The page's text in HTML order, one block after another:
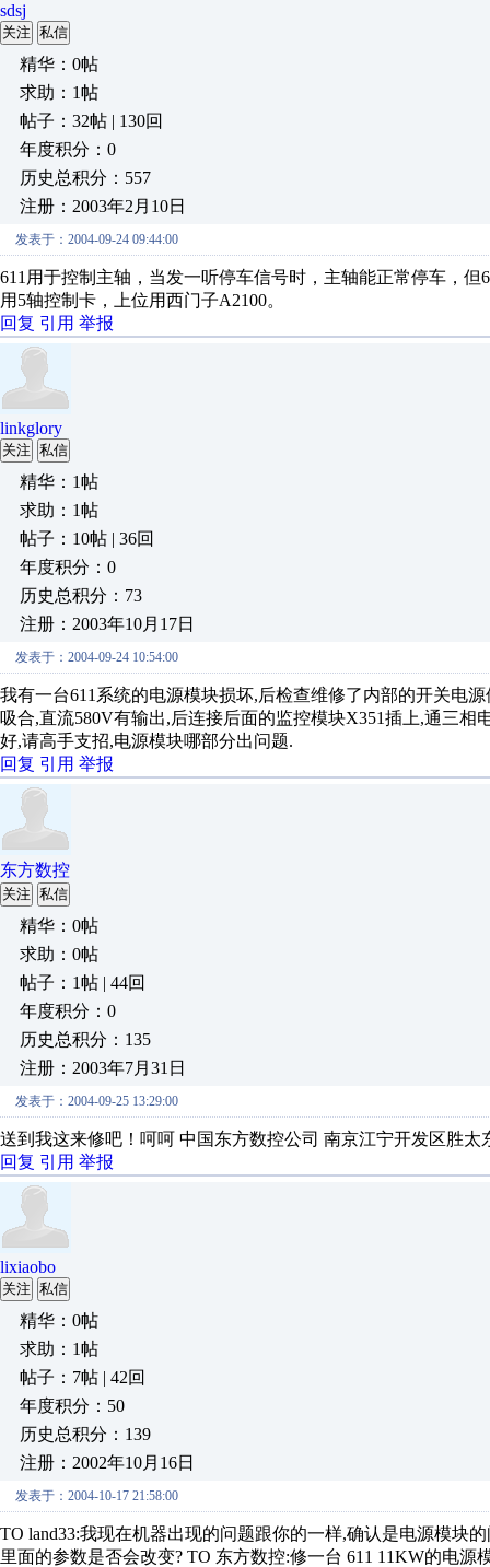
sdsj
关注 私信
精华：0帖
求助：1帖
帖子：32帖 | 130回
年度积分：0
历史总积分：557
注册：2003年2月10日
发表于：2004-09-24 09:44:00
611用于控制主轴，当发一听停车信号时，主轴能正常停车，
用5轴控制卡，上位用西门子A2100。
回复 引用 举报
linkglory
关注 私信
精华：1帖
求助：1帖
帖子：10帖 | 36回
年度积分：0
历史总积分：73
注册：2003年10月17日
发表于：2004-09-24 10:54:00
我有一台611系统的电源模块损坏,后检查维修了内部的开关电
吸合,直流580V有输出,后连接后面的监控模块X351插上,通三
好,请高手支招,电源模块哪部分出问题.
回复 引用 举报
东方数控
关注 私信
精华：0帖
求助：0帖
帖子：1帖 | 44回
年度积分：0
历史总积分：135
注册：2003年7月31日
发表于：2004-09-25 13:29:00
送到我这来修吧！呵呵 中国东方数控公司 南京江宁开发区胜太
回复 引用 举报
lixiaobo
关注 私信
精华：0帖
求助：1帖
帖子：7帖 | 42回
年度积分：50
历史总积分：139
注册：2002年10月16日
发表于：2004-10-17 21:58:00
TO land33:我现在机器出现的问题跟你的一样,确认是电源模块
里面的参数是否会改变? TO 东方数控:修一台 611 11KW的电源